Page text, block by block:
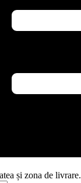
și zona de livrare.